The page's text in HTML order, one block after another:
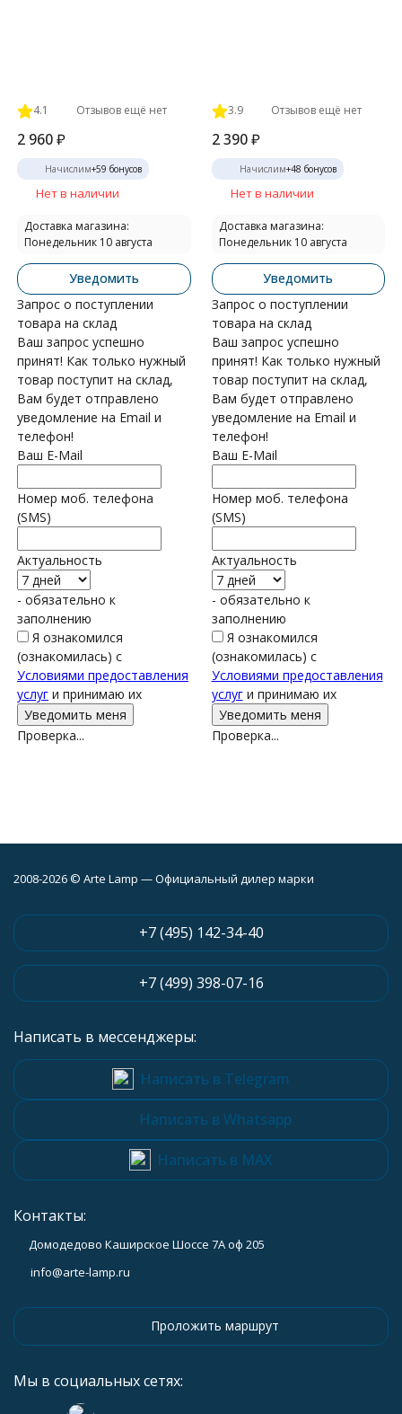
4.1 Отзывов ещё нет
2 960₽
Начислим+59 бонусов
Нет в наличии
Доставка магазина:
Понедельник 10 августа
Уведомить
Запрос о поступлении
товара на склад
Ваш запрос успешно
принят! Как только нужный
товар поступит на склад,
Вам будет отправлено
уведомление на Email и
телефон!
Ваш E-Mail
Номер моб. телефона
(SMS)
Актуальность
- обязательно к
заполнению
Я ознакомился
(ознакомилась) с
Условиями предоставления
услуг и принимаю их
Проверка...
3.9 Отзывов ещё нет
2 390 ₽
Начислим+48 бонусов
Нет в наличии
Доставка магазина:
Понедельник 10 августа
Уведомить
Запрос о поступлении
товара на склад
Ваш запрос успешно
принят! Как только нужный
товар поступит на склад,
Вам будет отправлено
уведомление на Email и
телефон!
Ваш E-Mail
Номер моб. телефона
(SMS)
Актуальность
- обязательно к
заполнению
Я ознакомился
(ознакомилась) с
Условиями предоставления
услуги принимаю их
Проверка...
2008-2026 © Arte Lamp — Официальный дилер марки
+7 (495) 142-34-40
+7 (499) 398-07-16
Написать в мессенджеры:
Написать в Telegram
Написать в Whatsapp
Написать в MAX
Контакты:
Домодедово Каширское Шоссе 7А оф 205
info@arte-lamp.ru
Проложить маршрут
Мы в социальных сетях: